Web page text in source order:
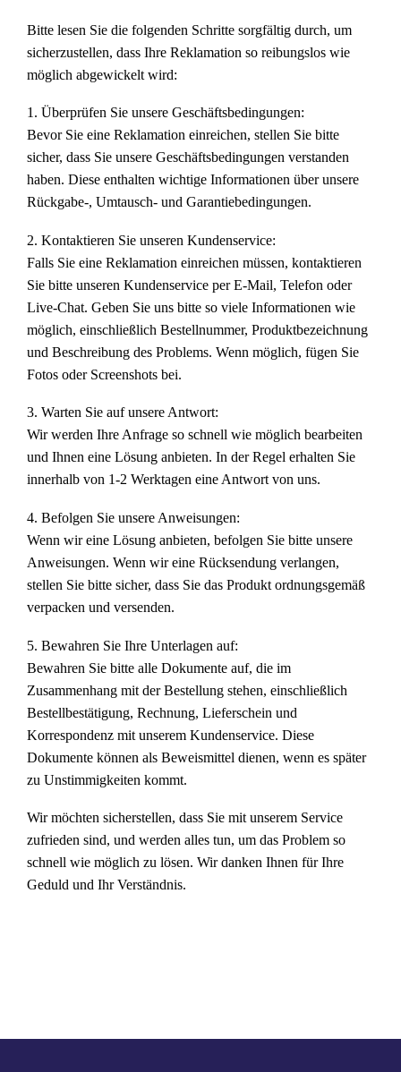
Bitte lesen Sie die folgenden Schritte sorgfältig durch, um
sicherzustellen, dass Ihre Reklamation so reibungslos wie
möglich abgewickelt wird:
1. Überprüfen Sie unsere Geschäftsbedingungen:
Bevor Sie eine Reklamation einreichen, stellen Sie bitte
sicher, dass Sie unsere Geschäftsbedingungen verstanden
haben. Diese enthalten wichtige Informationen über unsere
Rückgabe-, Umtausch- und Garantiebedingungen.
2. Kontaktieren Sie unseren Kundenservice:
Falls Sie eine Reklamation einreichen müssen, kontaktieren
Sie bitte unseren Kundenservice per E-Mail, Telefon oder
Live-Chat. Geben Sie uns bitte so viele Informationen wie
möglich, einschließlich Bestellnummer, Produktbezeichnung
und Beschreibung des Problems. Wenn möglich, fügen Sie
Fotos oder Screenshots bei.
3. Warten Sie auf unsere Antwort:
Wir werden Ihre Anfrage so schnell wie möglich bearbeiten
und Ihnen eine Lösung anbieten. In der Regel erhalten Sie
innerhalb von 1-2 Werktagen eine Antwort von uns.
4. Befolgen Sie unsere Anweisungen:
Wenn wir eine Lösung anbieten, befolgen Sie bitte unsere
Anweisungen. Wenn wir eine Rücksendung verlangen,
stellen Sie bitte sicher, dass Sie das Produkt ordnungsgemäß
verpacken und versenden.
5. Bewahren Sie Ihre Unterlagen auf:
Bewahren Sie bitte alle Dokumente auf, die im
Zusammenhang mit der Bestellung stehen, einschließlich
Bestellbestätigung, Rechnung, Lieferschein und
Korrespondenz mit unserem Kundenservice. Diese
Dokumente können als Beweismittel dienen, wenn es später
zu Unstimmigkeiten kommt.
Wir möchten sicherstellen, dass Sie mit unserem Service
zufrieden sind, und werden alles tun, um das Problem so
schnell wie möglich zu lösen. Wir danken Ihnen für Ihre
Geduld und Ihr Verständnis.